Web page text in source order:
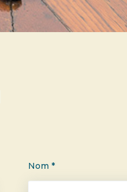
Nom *